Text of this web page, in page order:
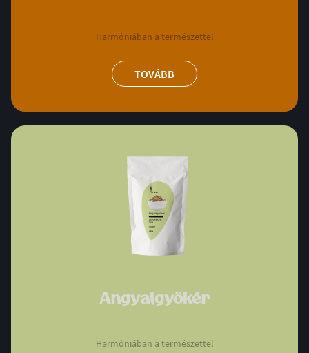
Harmóniában a természettel
TOVÁBB
Angyalgyökér
Harmóniában a természettel